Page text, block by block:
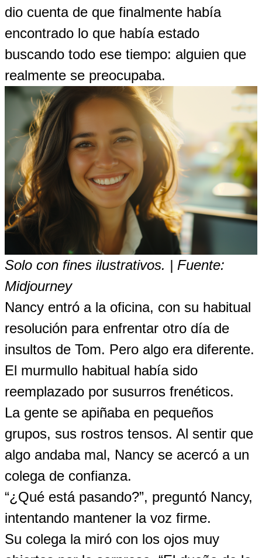
dio cuenta de que finalmente había
encontrado lo que había estado
buscando todo ese tiempo: alguien que
realmente se preocupaba.
Solo con fines ilustrativos. | Fuente:
Midjourney
Nancy entró a la oficina, con su habitual
resolución para enfrentar otro día de
insultos de Tom. Pero algo era diferente.
El murmullo habitual había sido
reemplazado por susurros frenéticos.
La gente se apiñaba en pequeños
grupos, sus rostros tensos. Al sentir que
algo andaba mal, Nancy se acercó a un
colega de confianza.
“¿Qué está pasando?”, preguntó Nancy,
intentando mantener la voz firme.
Su colega la miró con los ojos muy